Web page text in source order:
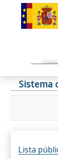
Sistema
Lista